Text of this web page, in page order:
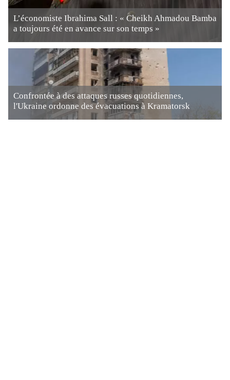
L’économiste Ibrahima Sall : « Cheikh Ahmadou Bamba
a toujours été en avance sur son temps »
Confrontée à des attaques russes quotidiennes,
l'Ukraine ordonne des évacuations à Kramatorsk